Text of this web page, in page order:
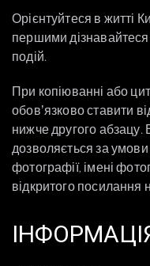
Орієнтуйтеся в житті
першими дізнавайтеся
подій.
При копіюванні або
обовʼязково ставити
нижче другого
дозволяється за
фотографії, імені
відкритого посилання